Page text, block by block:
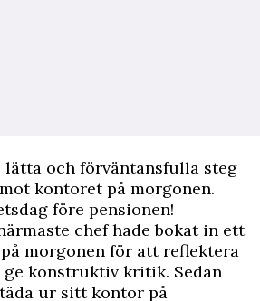
lätta och förväntansfulla steg
kontoret på morgonen.
före pensionen!
chef hade bokat in ett
morgonen för att reflektera
konstruktiv kritik. Sedan
ur sitt kontor på